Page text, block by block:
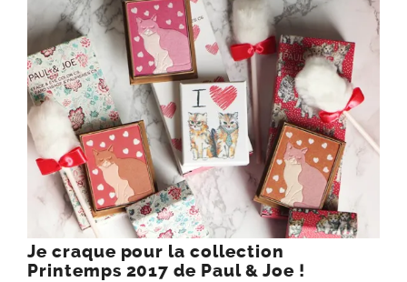
Je craque pour la collection
Printemps 2017 de Paul & Joe !